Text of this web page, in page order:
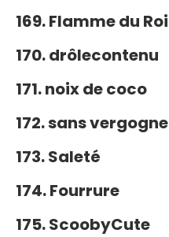
169. Flamme du Roi
170. drôlecontenu
171. noix de coco
172. sans vergogne
173. Saleté
174. Fourrure
175. ScoobyCute